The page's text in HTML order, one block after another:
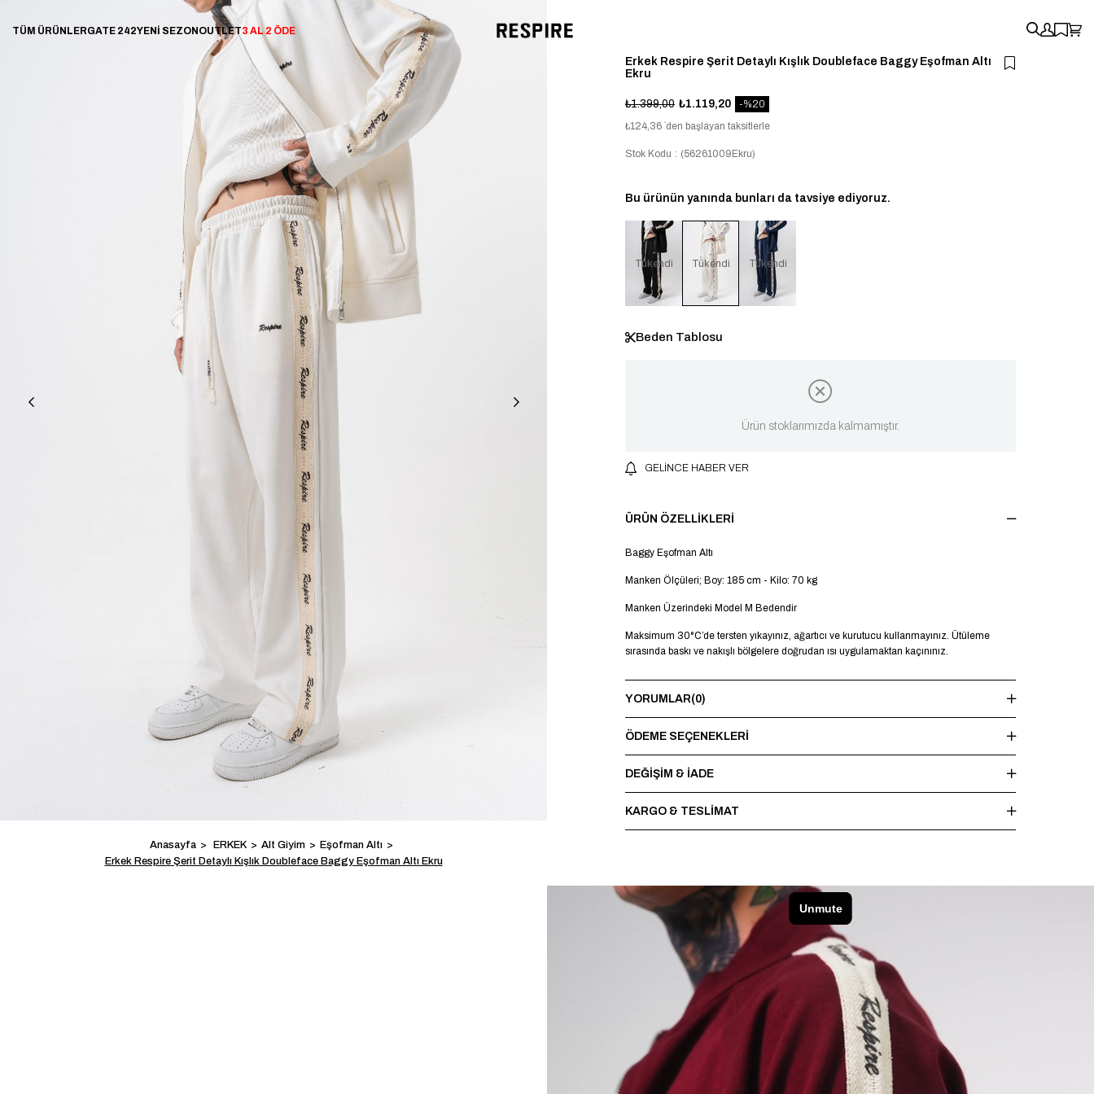
TÜM ÜRÜNLERGATE 242YENİ SEZONOUTLET3 AL 2 ÖDE
Anasayfa ERKEK Alt Giyim
Eşofman Altı
Erkek Respire Şerit Detaylı Kışlık Doubleface Baggy Eşofman Altı Ekru
Erkek Respire Şerit Detaylı Kışlık Doubleface Baggy Eşofman Altı
Ekru
₺1.399,00 ₺1.119,20
20
₺124,36 `den başlayan taksitlerle
Stok Kodu (56261009Ekru)
Bu ürünün yanında bunları da tavsiye ediyoruz.
Tükendi Tükendi Tükendi
Beden Tablosu
Ürün stoklarımızda kalmamıştır.
GELINCE HABER VER
ÜRÜN ÖZELLIKLERI
Baggy Eşofman Altı
Manken Ölçüleri; Boy: 185 cm - Kilo: 70 kg
Manken Üzerindeki Model M Bedendir
Maksimum 30°C’de tersten yıkayınız, ağartıcı ve kurutucu kullanmayınız. Ütüleme
sırasında baskı ve nakışlı bölgelere doğrudan ısı uygulamaktan kaçınınız.
YORUMLAR(0)
ÖDEME SEÇENEKLERI
DEĞİŞİM & İADE
KARGO & TESLİMAT